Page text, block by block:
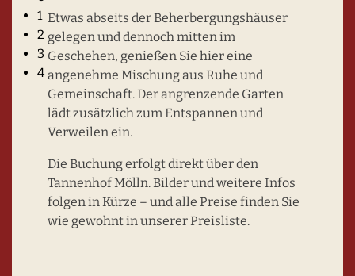
1
2
3
4
Etwas abseits der Beherbergungshäuser
gelegen und dennoch mitten im
Geschehen, genießen Sie hier eine
angenehme Mischung aus Ruhe und
Gemeinschaft. Der angrenzende Garten
lädt zusätzlich zum Entspannen und
Verweilen ein.
Die Buchung erfolgt direkt über den
Tannenhof Mölln. Bilder und weitere Infos
folgen in Kürze – und alle Preise finden Sie
wie gewohnt in unserer Preisliste.